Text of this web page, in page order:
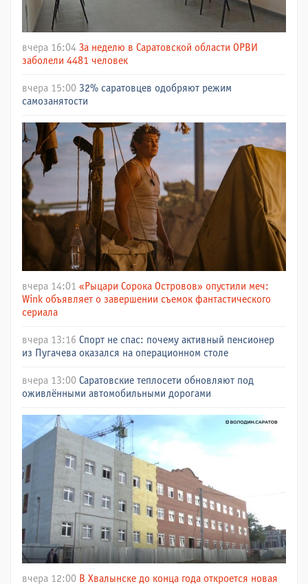
вчера 16:04 За неделю в Саратовской области ОРВИ
заболели 4481 человек
вчера 15:00 32% саратовцев одобряют режим
самозанятости
вчера 14:01 «Рыцари Сорока Островов» опустили меч:
Wink объявляет о завершении съемок фантастического
сериала
вчера 13:16 Спорт не спас: почему активный пенсионер
из Пугачева оказался на операционном столе
вчера 13:00 Саратовские теплосети обновляют под
оживлёнными автомобильными дорогами
вчера 12:00 В Хвалынске до конца года откроется новая